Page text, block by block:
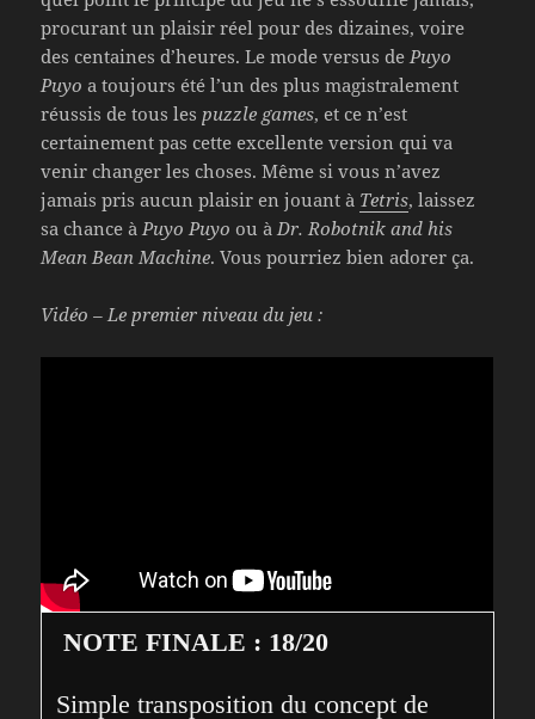
procurant un plaisir réel pour des dizaines, voire
des centaines d’heures. Le mode versus dePuyo
Puyo a toujours été l’un des plus magistralement
réussis de tous lespuzzle games, et ce n’est
certainement pas cette excellente version qui va
venir changer les choses. Même si vous n’avez
jamais pris aucun plaisir en jouant à Tetris, laissez
sa chance àPuyo Puyo ou àDr. Robotnik and his
Mean Bean Machine. Vous pourriez bien adorer ça.
Vidéo – Le premier niveau du jeu :
NOTE FINALE : 18/20